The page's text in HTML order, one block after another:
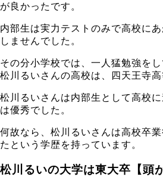
が良かったです。
内部生は実力テストのみで高校に
しませんでした。
その分小学校では、一人猛勉強をし
松川るいさんの高校は、四天王寺高
松川るいさんは内部生として高校
は優秀でした。
何故なら、松川るいさんは高校卒
たという学歴を持っています。
松川るいの大学は東大卒【頭